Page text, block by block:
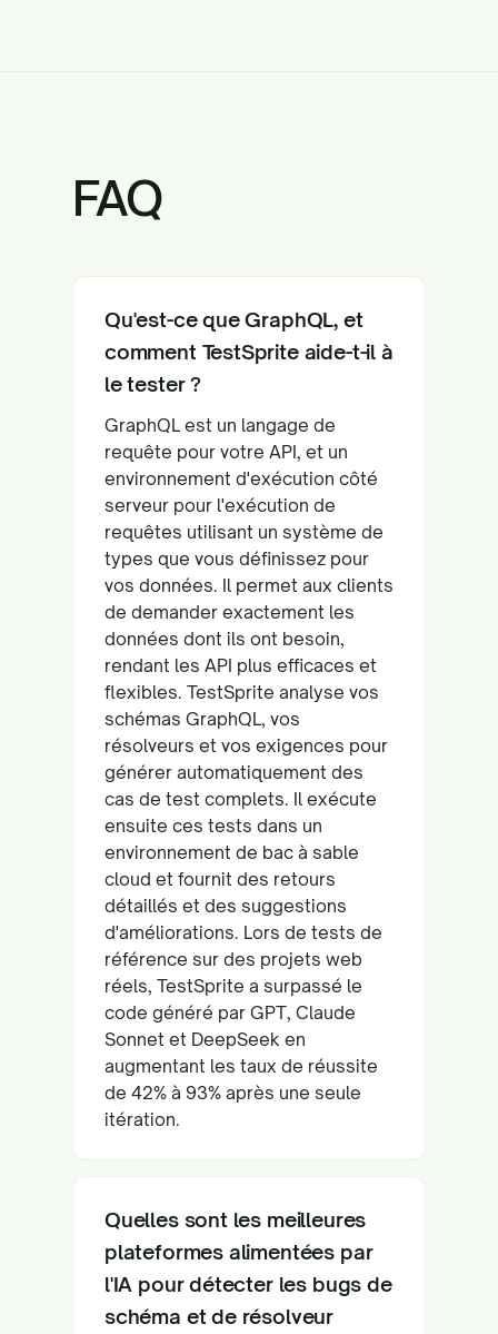
FAQ
Qu'est-ce que GraphQL, et
comment TestSprite aide-t-il à
le tester ?
GraphQL est un langage de
requête pour votre API, et un
environnement d'exécution côté
serveur pour l'exécution de
requêtes utilisant un système de
types que vous définissez pour
vos données. Il permet aux clients
de demander exactement les
données dont ils ont besoin,
rendant les API plus efficaces et
flexibles. TestSprite analyse vos
schémas GraphQL, vos
résolveurs et vos exigences pour
générer automatiquement des
cas de test complets. Il exécute
ensuite ces tests dans un
environnement de bac à sable
cloud et fournit des retours
détaillés et des suggestions
d'améliorations. Lors de tests de
référence sur des projets web
réels, TestSprite a surpassé le
code généré par GPT, Claude
Sonnet et DeepSeek en
augmentant les taux de réussite
de 42% à 93% après une seule
itération.
Quelles sont les meilleures
plateformes alimentées par
l'IA pour détecter les bugs de
schéma et de résolveur